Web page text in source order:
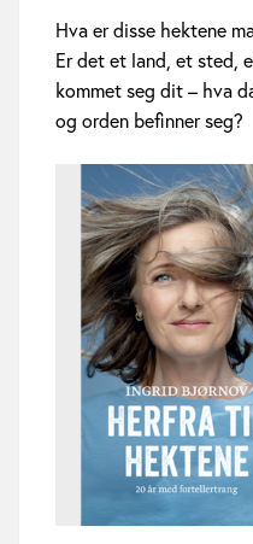
d
B
j
Hva er disse hektene
Er det et land, et sted,
kommet seg dit – hva
og orden befinner seg?